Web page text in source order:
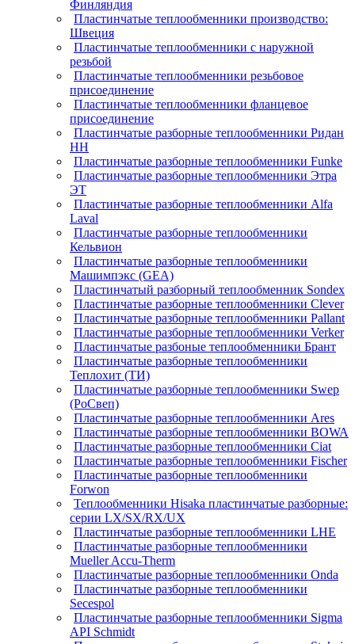
Финляндия
Пластинчатые теплообменники производство:
Швеция
Пластинчатые теплообменники с наружной
резьбой
Пластинчатые теплообменники резьбовое
присоединение
Пластинчатые теплообменники фланцевое
присоединение
Пластинчатые разборные теплообменники Ридан
НН
Пластинчатые разборные теплообменники Funke
Пластинчатые разборные теплообменники Этра
ЭТ
Пластинчатые разборные теплообменники Alfa
Laval
Пластинчатые разборные теплообменники
Кельвион
Пластинчатые разборные теплообменники
Машимпэкс (GEA)
Пластинчатый разборный теплообменник Sondex
Пластинчатые разборные теплообменники Clever
Пластинчатые разборные теплообменники Pallant
Пластинчатые разборные теплообменники Verker
Пластинчатые разбоные теплообменники Брант
Пластинчатые разборные теплообменники
Теплохит (ТИ)
Пластинчатые разборные теплообменники Swep
(РоСвеп)
Пластинчатые разборные теплообменники Ares
Пластинчатые разборные теплообменники BOWA
Пластинчатые разборные теплообменники Ciat
Пластинчатые разборные теплообменники Fischer
Пластинчатые разборные теплообменники
Forwon
Теплообменники Hisaka пластинчатые разборные:
серии LX/SX/RX/UX
Пластинчатые разборные теплообменники LHE
Пластинчатые разборные теплообменники
Mueller Accu-Therm
Пластинчатые разборные теплообменники Onda
Пластинчатые разборные теплообменники
Secespol
Пластинчатые разборные теплообменники Sigma
API Schmidt